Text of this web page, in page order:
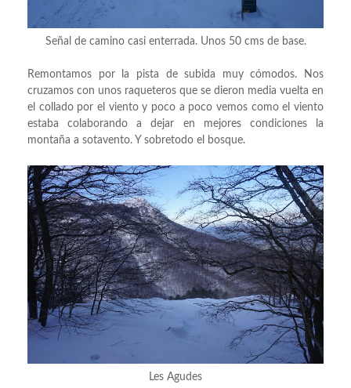
Señal de camino casi enterrada. Unos 50 cms de base.
Remontamos por la pista de subida muy cómodos. Nos
cruzamos con unos raqueteros que se dieron media vuelta en
el collado por el viento y poco a poco vemos como el viento
estaba colaborando a dejar en mejores condiciones la
montaña a sotavento. Y sobretodo el bosque.
Les Agudes